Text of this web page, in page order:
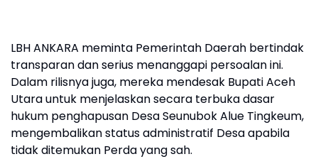
LBH ANKARA meminta Pemerintah Daerah bertindak
transparan dan serius menanggapi persoalan ini.
Dalam rilisnya juga, mereka mendesak Bupati Aceh
Utara untuk menjelaskan secara terbuka dasar
hukum penghapusan Desa Seunubok Alue Tingkeum,
mengembalikan status administratif Desa apabila
tidak ditemukan Perda yang sah.